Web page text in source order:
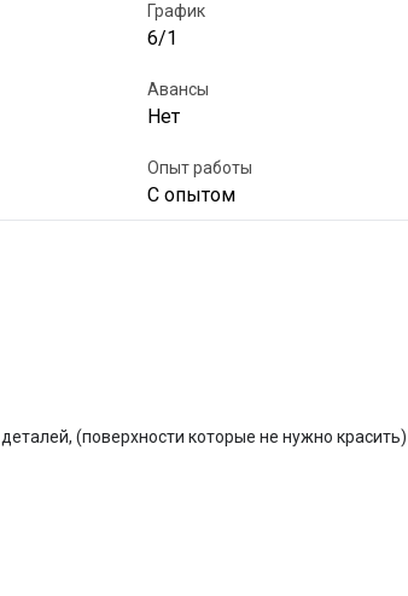
График
6/1
Авансы
Нет
Опыт работы
С опытом
(поверхности которые не нужно